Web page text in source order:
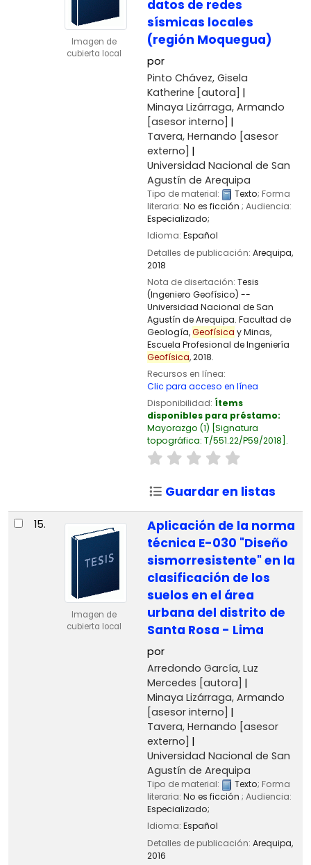
Imagen de
cubierta local
datos de redes
sísmicas locales
(región Moquegua)
por
Pinto Chávez, Gisela
Katherine [autora]
Minaya Lizárraga, Armando
[asesor interno]
Tavera, Hernando [asesor
externo]
Universidad Nacional de San
Agustín de Arequipa
Tipo de material: Texto; Forma
literaria: No es ficción ; Audiencia:
Especializado;
Idioma: Español
Detalles de publicación: Arequipa,
2018
Nota de disertación: Tesis
(Ingeniero Geofísico) --
Universidad Nacional de San
Agustín de Arequipa. Facultad de
Geología,Geofísica y Minas,
Escuela Profesional de Ingeniería
Geofísica, 2018.
Recursos en línea:
Clic para acceso en línea
Disponibilidad: Ítems
disponibles para préstamo:
Mayorazgo (1) Signatura
topográfica: T/551.22/P59/2018 .
Guardar en listas
15.
Imagen de
cubierta local
Aplicación de la norma
técnica E-030 "Diseño
sismorresistente" en la
clasificación de los
suelos en el área
urbana del distrito de
Santa Rosa - Lima
por
Arredondo García, Luz
Mercedes [autora]
Minaya Lizárraga, Armando
[asesor interno]
Tavera, Hernando [asesor
externo]
Universidad Nacional de San
Agustín de Arequipa
Tipo de material: Texto; Forma
literaria: No es ficción ; Audiencia:
Especializado;
Idioma: Español
Detalles de publicación: Arequipa,
2016